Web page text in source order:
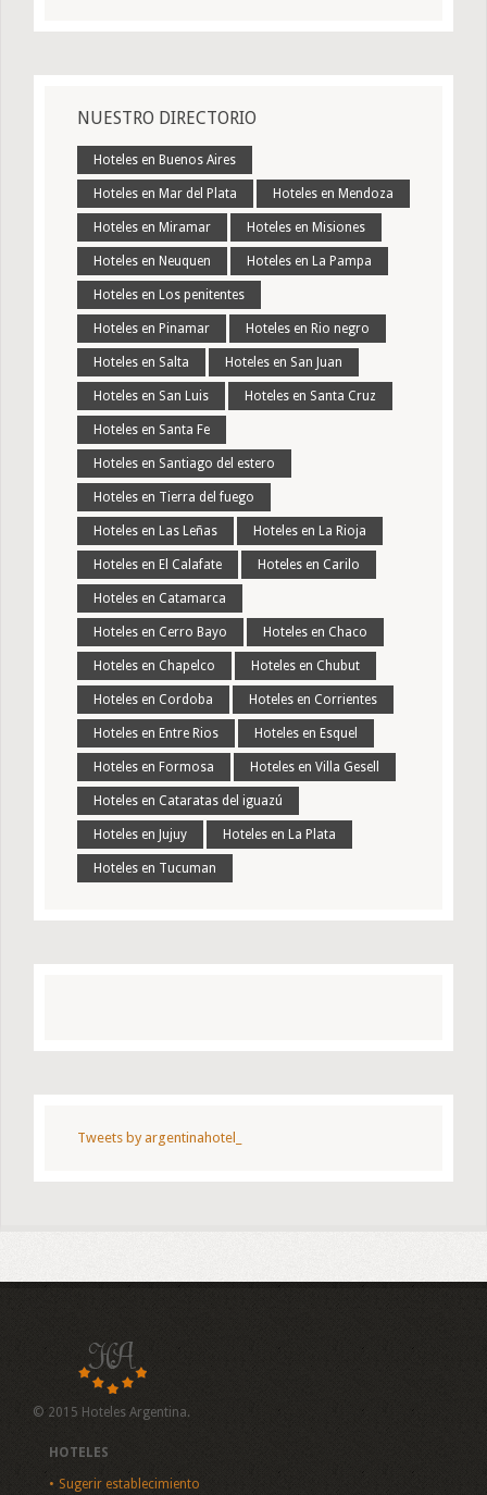
NUESTRO DIRECTORIO
Hoteles en Buenos Aires
Hoteles en Mar del Plata Hoteles en Mendoza
Hoteles en Miramar Hoteles en Misiones
Hoteles en Neuquen Hoteles en La Pampa
Hoteles en Los penitentes
Hoteles en Pinamar Hoteles en Rio negro
Hoteles en Salta Hoteles en San Juan
Hoteles en San Luis Hoteles en Santa Cruz
Hoteles en Santa Fe
Hoteles en Santiago del estero
Hoteles en Tierra del fuego
Hoteles en Las Leñas Hoteles en La Rioja
Hoteles en El Calafate Hoteles en Carilo
Hoteles en Catamarca
Hoteles en Cerro Bayo Hoteles en Chaco
Hoteles en Chapelco Hoteles en Chubut
Hoteles en Cordoba Hoteles en Corrientes
Hoteles en Entre Rios Hoteles en Esquel
Hoteles en Formosa Hoteles en Villa Gesell
Hoteles en Cataratas del iguazú
Hoteles en Jujuy Hoteles en La Plata
Hoteles en Tucuman
Tweets by argentinahotel_
© 2015 Hoteles Argentina.
HOTELES
Sugerir establecimiento